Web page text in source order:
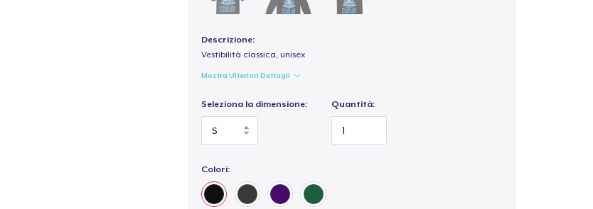
Descrizione:
Vestibilità classica, unisex
Mostra Ulteriori Dettagli
Seleziona la dimensione: Quantità:
Colori: